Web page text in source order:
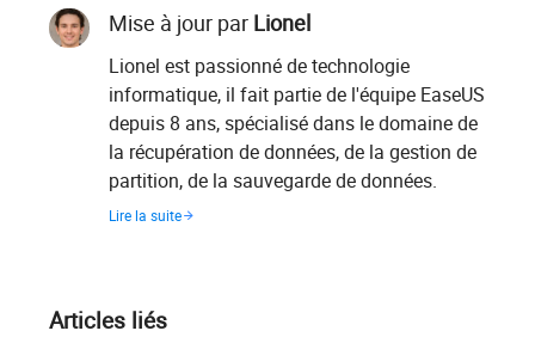
Mise à jour par Lionel
Lionel est passionné de technologie
informatique, il fait partie de l'équipe EaseUS
depuis 8 ans, spécialisé dans le domaine de
la récupération de données, de la gestion de
partition, de la sauvegarde de données.
Lire la suite
Articles liés